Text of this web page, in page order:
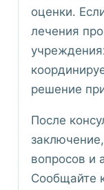
оценки.
лечения
решение
После
вопросов и
Сообщайте